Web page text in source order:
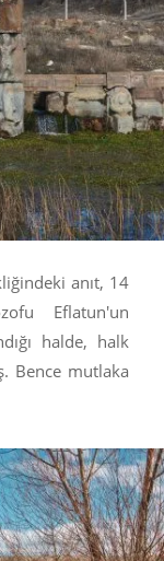
anıt, 14
Eflatun'un
halde, halk
Bence mutlaka